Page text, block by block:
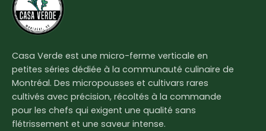
Casa Verde est une micro-ferme verticale en
petites séries dédiée à la communauté culinaire de
Montréal. Des micropousses et cultivars rares
cultivés avec précision, récoltés à la commande
pour les chefs qui exigent une qualité sans
flétrissement et une saveur intense.